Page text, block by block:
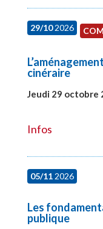
29/102026
cinéraire
Jeudi 29 octobre
Infos
05/112026
Les
publique